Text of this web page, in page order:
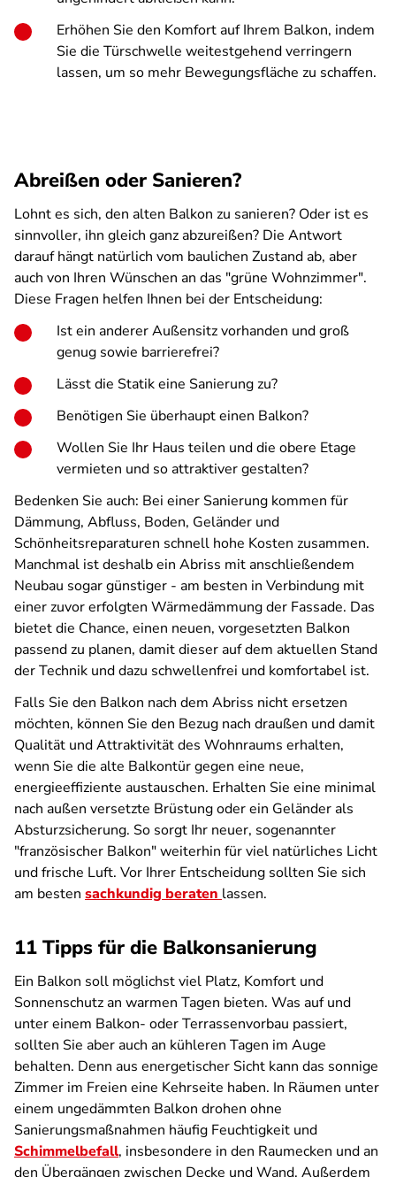
Erhöhen Sie den Komfort auf Ihrem Balkon, indem
Sie die Türschwelle weitestgehend verringern
lassen, um so mehr Bewegungsfläche zu schaffen.
Abreißen oder Sanieren?
Lohnt es sich, den alten Balkon zu sanieren? Oder ist es
sinnvoller, ihn gleich ganz abzureißen? Die Antwort
darauf hängt natürlich vom baulichen Zustand ab, aber
auch von Ihren Wünschen an das "grüne Wohnzimmer".
Diese Fragen helfen Ihnen bei der Entscheidung:
Ist ein anderer Außensitz vorhanden und groß
genug sowie barrierefrei?
Lässt die Statik eine Sanierung zu?
Benötigen Sie überhaupt einen Balkon?
Wollen Sie Ihr Haus teilen und die obere Etage
vermieten und so attraktiver gestalten?
Bedenken Sie auch: Bei einer Sanierung kommen für
Dämmung, Abfluss, Boden, Geländer und
Schönheitsreparaturen schnell hohe Kosten zusammen.
Manchmal ist deshalb ein Abriss mit anschließendem
Neubau sogar günstiger - am besten in Verbindung mit
einer zuvor erfolgten Wärmedämmung der Fassade. Das
bietet die Chance, einen neuen, vorgesetzten Balkon
passend zu planen, damit dieser auf dem aktuellen Stand
der Technik und dazu schwellenfrei und komfortabel ist.
Falls Sie den Balkon nach dem Abriss nicht ersetzen
möchten, können Sie den Bezug nach draußen und damit
Qualität und Attraktivität des Wohnraums erhalten,
wenn Sie die alte Balkontür gegen eine neue,
energieeffiziente austauschen. Erhalten Sie eine minimal
nach außen versetzte Brüstung oder ein Geländer als
Absturzsicherung. So sorgt Ihr neuer, sogenannter
"französischer Balkon" weiterhin für viel natürliches Licht
und frische Luft. Vor Ihrer Entscheidung sollten Sie sich
am besten sachkundig beraten lassen.
11 Tipps für die Balkonsanierung
Ein Balkon soll möglichst viel Platz, Komfort und
Sonnenschutz an warmen Tagen bieten. Was auf und
unter einem Balkon- oder Terrassenvorbau passiert,
sollten Sie aber auch an kühleren Tagen im Auge
behalten. Denn aus energetischer Sicht kann das sonnige
Zimmer im Freien eine Kehrseite haben. In Räumen unter
einem ungedämmten Balkon drohen ohne
Sanierungsmaßnahmen häufig Feuchtigkeit und
Schimmelbefall, insbesondere in den Raumecken und an
den Übergängen zwischen Decke und Wand. Außerdem